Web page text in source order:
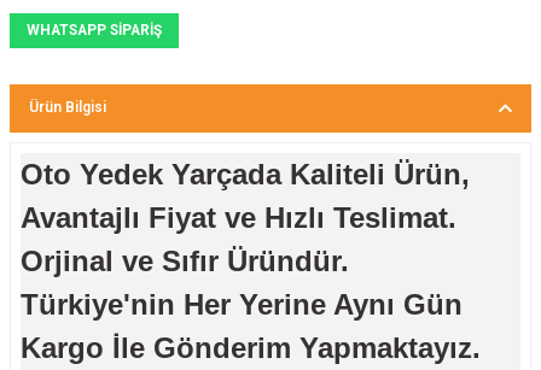
WHATSAPP SİPARİŞ
Ürün Bilgisi
Oto Yedek Yarçada Kaliteli Ürün,
Avantajlı Fiyat ve Hızlı Teslimat.
Orjinal ve Sıfır Üründür.
Türkiye'nin Her Yerine Aynı Gün
Kargo İle Gönderim Yapmaktayız.